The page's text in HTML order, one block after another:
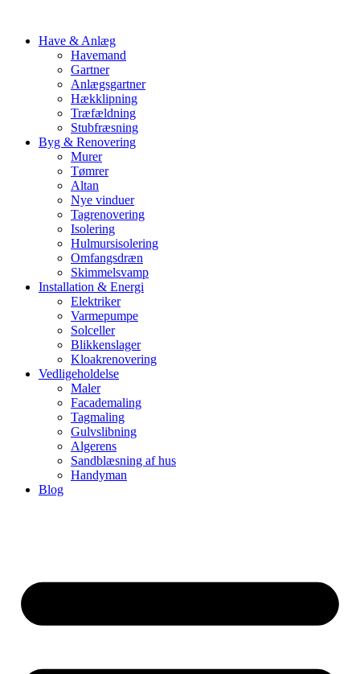
Have & Anlæg
Havemand
Gartner
Anlægsgartner
Hækklipning
Træfældning
Stubfræsning
Byg & Renovering
Murer
Tømrer
Altan
Nye vinduer
Tagrenovering
Isolering
Hulmursisolering
Omfangsdræn
Skimmelsvamp
Installation & Energi
Elektriker
Varmepumpe
Solceller
Blikkenslager
Kloakrenovering
Vedligeholdelse
Maler
Facademaling
Tagmaling
Gulvslibning
Algerens
Sandblæsning af hus
Handyman
Blog